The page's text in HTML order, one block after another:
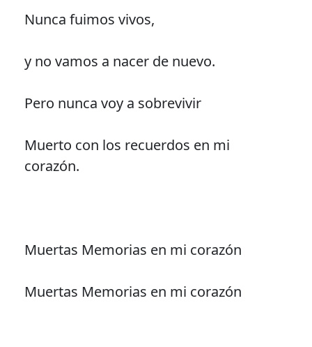
Nunca fuimos vivos,
y no vamos a nacer de nuevo.
Pero nunca voy a sobrevivir
Muerto con los recuerdos en mi
corazón.
Muertas Memorias en mi corazón
Muertas Memorias en mi corazón